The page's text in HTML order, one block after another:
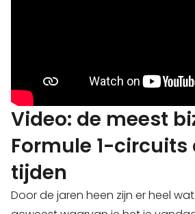
Video: de meest
Formule 1-circuits
tijden
Door de jaren heen zijn er heel